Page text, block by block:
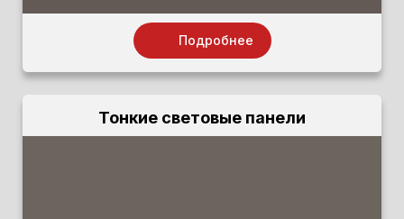
Подробнее
Тонкие световые панели